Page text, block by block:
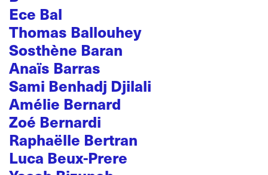
Ece Bal
Thomas Ballouhey
Sosthène Baran
Anaïs Barras
Sami Benhadj Djilali
Amélie Bernard
Zoé Bernardi
Raphaëlle Bertran
Luca Beux-Prere